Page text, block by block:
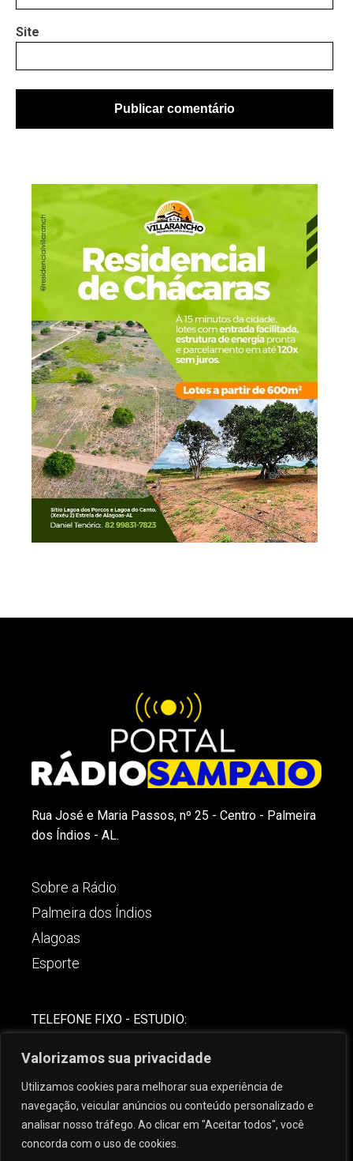
Valorizamos sua privacidade
Utilizamos cookies para melhorar sua experiência de
navegação, veicular anúncios ou conteúdo personalizado e
analisar nosso tráfego. Ao clicar em "Aceitar todos", você
concorda com o uso de cookies.
Site
Rua José e Maria Passos, nº 25 - Centro - Palmeira
dos Índios - AL.
Sobre a Rádio
Palmeira dos Índios
Alagoas
Esporte
TELEFONE FIXO - ESTUDIO:
(82) 99621-8806